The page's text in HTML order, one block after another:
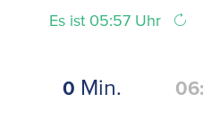
Es ist 05:57 Uhr
0 Min.